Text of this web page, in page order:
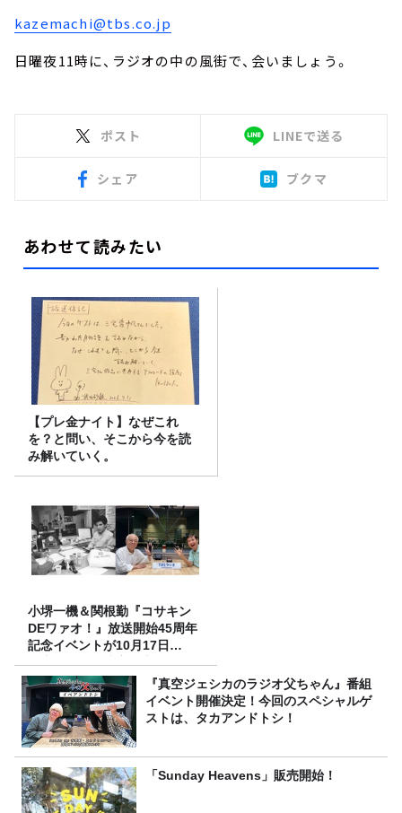
kazemachi@tbs.co.jp
日曜夜11時に、ラジオの中の風街で、会いましょう。
ポスト LINEで送る
シェア ブクマ
あわせて読みたい
【プレ金ナイト】なぜこれ
を？と問い、そこから今を読
み解いていく。
小堺一機＆関根勤『コサキン
DEワァオ！』放送開始45周年
記念イベントが10月17日
（土）に開催決定！本日より
FC先行受付スタート！『真空ジェシカのラジオ父ちゃん』番組
イベント開催決定！今回のスペシャルゲ
ストは、タカアンドトシ！
「Sunday Heavens」販売開始！